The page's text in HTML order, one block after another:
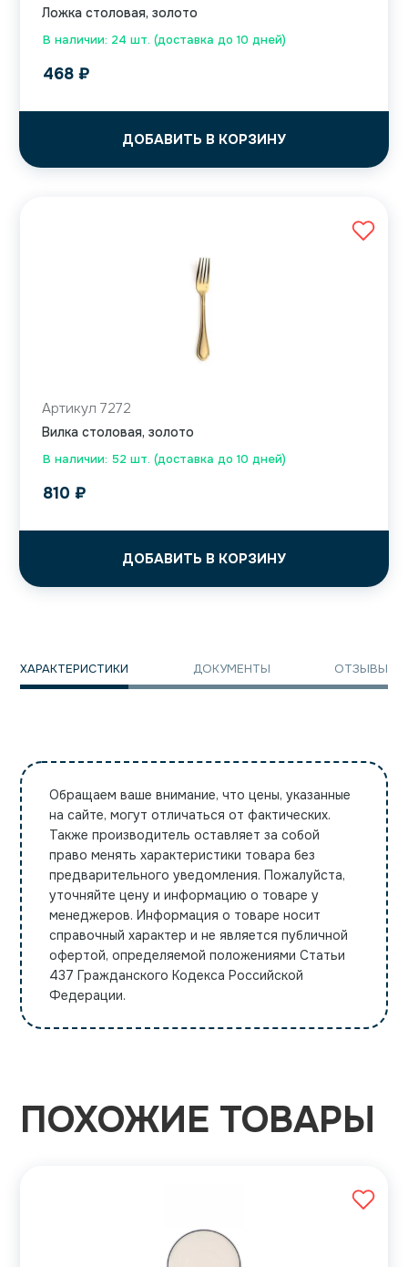
В наличии: 24 шт. (доставка до 10 дней)
Ложка столовая, золото
468 ₽
ДОБАВИТЬ В КОРЗИНУ
В наличии: 52 шт. (доставка до 10 дней)
Артикул 7272
Вилка столовая, золото
810 ₽
ДОБАВИТЬ В КОРЗИНУ
ХАРАКТЕРИСТИКИ ДОКУМЕНТЫ ОТЗЫВЫ
Обращаем ваше внимание, что цены, указанные
на сайте, могут отличаться от фактических.
Также производитель оставляет за собой
право менять характеристики товара без
предварительного уведомления. Пожалуйста,
уточняйте цену и информацию о товаре у
менеджеров. Информация о товаре носит
справочный характер и не является публичной
офертой, определяемой положениями Статьи
437 Гражданского Кодекса Российской
Федерации.
ПОХОЖИЕ ТОВАРЫ